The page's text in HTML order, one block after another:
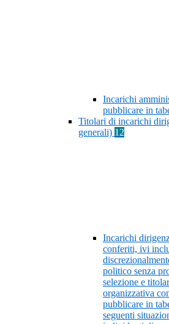
Incarichi
pubblicare in
Titolari di incarichi
generali) 12
Incarichi
conferiti, ivi
politico senza
selezione e
organizzativa
pubblicare in
seguenti